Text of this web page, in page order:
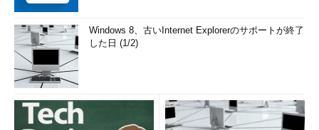
Windows 8、古いInternet Explorerのサポートが終了
した日 (1/2)